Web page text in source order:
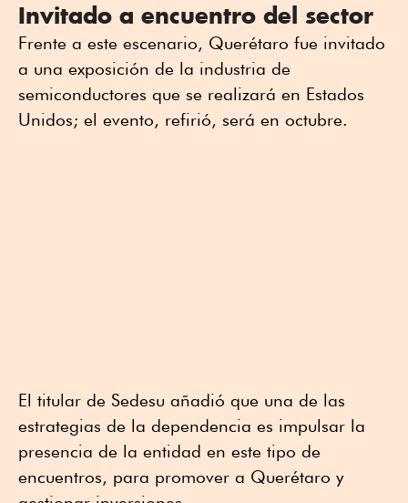
Invitado a encuentro del sector
Frente a este escenario, Querétaro fue invitado
a una exposición de la industria de
semiconductores que se realizará en Estados
Unidos; el evento, refirió, será en octubre.
El titular de Sedesu añadió que una de las
estrategias de la dependencia es impulsar la
presencia de la entidad en este tipo de
encuentros, para promover a Querétaro y